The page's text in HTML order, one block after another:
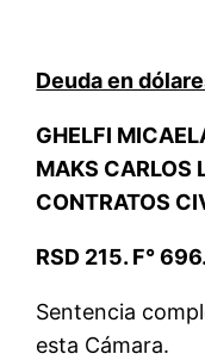
Deuda en
GHELFI
MAKS CARLOS
CONTRATOS
RSD 215. F°
Sentencia
esta Cámara.